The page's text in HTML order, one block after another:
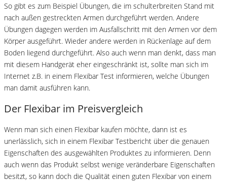
So gibt es zum Beispiel Übungen, die im schulterbreiten Stand mit
nach außen gestreckten Armen durchgeführt werden. Andere
Übungen dagegen werden im Ausfallschritt mit den Armen vor dem
Körper ausgeführt. Wieder andere werden in Rückenlage auf dem
Boden liegend durchgeführt. Also auch wenn man denkt, dass man
mit diesem Handgerät eher eingeschränkt ist, sollte man sich im
Internet z.B. in einem Flexibar Test informieren, welche Übungen
man damit ausführen kann.
Der Flexibar im Preisvergleich
Wenn man sich einen Flexibar kaufen möchte, dann ist es
unerlässlich, sich in einem Flexibar Testbericht über die genauen
Eigenschaften des ausgewählten Produktes zu informieren. Denn
auch wenn das Produkt selbst wenige veränderbare Eigenschaften
besitzt, so kann doch die Qualität einen guten Flexibar von einem